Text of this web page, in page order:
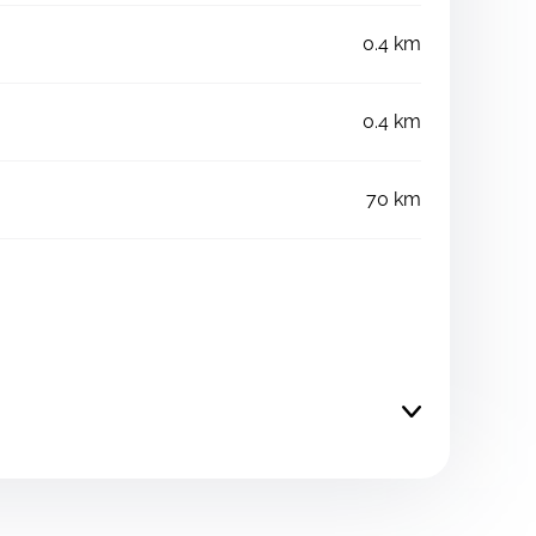
0.4 km
0.4 km
70 km